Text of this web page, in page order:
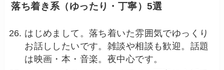
落ち着き系（ゆったり・丁寧）5選
はじめまして。落ち着いた雰囲気でゆっくり
お話ししたいです。雑談や相談も歓迎。話題
は映画・本・音楽。夜中心です。